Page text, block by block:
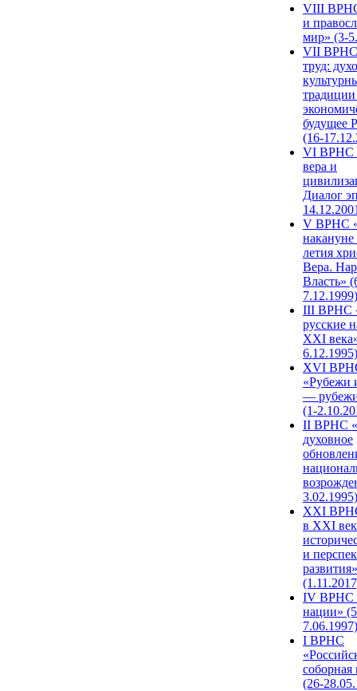
VIII
и
мир» (3-
VII ВРНС
труд:
будущее
(16-
VI ВРНС
вера и
Диалог
V ВРНС
накануне
летия
Вера.
Власть»
7.12.1999)
III ВРНС
русские
XXI
6.12.1995)
XVI
«Рубежи
—
(1-
II ВРНС
духовное
3.02.1995)
XХI
в XXI
и
развития»
IV ВРНС
нации»
7.06.1997)
I ВРНС
(26-